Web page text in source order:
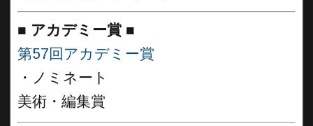
■ アカデミー賞 ■
第57回アカデミー賞
・ノミネート
美術・編集賞